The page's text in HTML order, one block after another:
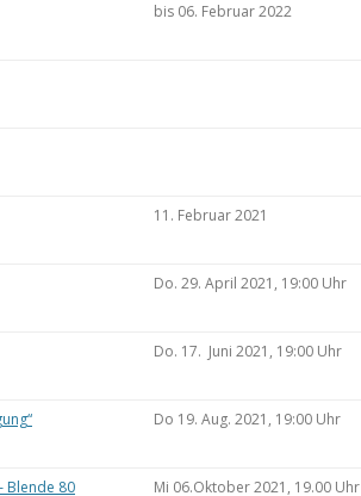
bis 06. Februar 2022
11. Februar 2021
Do. 29. April 2021, 19:00 Uhr
Do. 17. Juni 2021, 19:00 Uhr
Do 19. Aug. 2021, 19:00 Uhr
Blende 80 Mi 06.Oktober 2021, 19.00 Uhr